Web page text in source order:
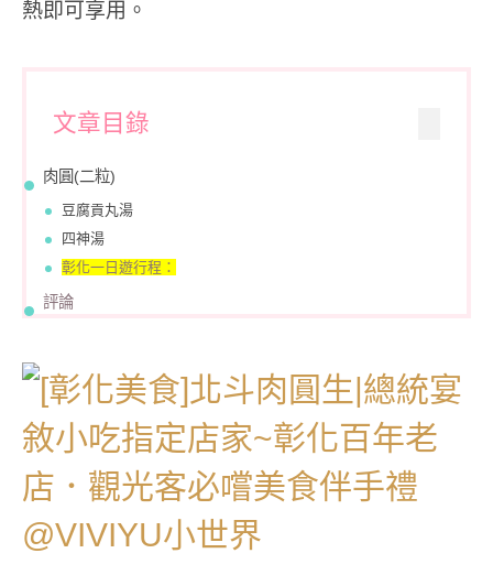
熱即可享用。
文章目錄
肉圓(二粒)
豆腐貢丸湯
四神湯
彰化一日遊行程：
評論